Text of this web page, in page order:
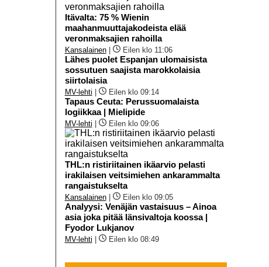
Itävalta: 75 % Wienin
maahanmuuttajakodeista elää
veronmaksajien rahoilla
Kansalainen| Eilen klo 11:06
Lähes puolet Espanjan ulomaisista
sossutuen saajista marokkolaisia
siirtolaisia
MV-lehti Eilen klo 09:14
Tapaus Ceuta: Perussuomalaista
logiikkaa | Mielipide
MV-lehti Eilen klo 09:06
THL:n ristiriitainen ikäarvio pelasti
irakilaisen veitsimiehen ankarammalta
rangaistukselta
Kansalainen| Eilen klo 09:05
Analyysi: Venäjän vastaisuus – Ainoa
asia joka pitää länsivaltoja koossa |
Fyodor Lukjanov
MV-lehti Eilen klo 08:49